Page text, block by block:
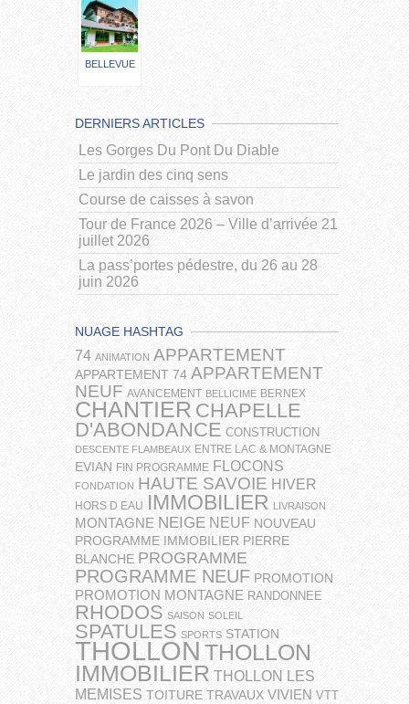
BELLEVUE
DERNIERS ARTICLES
Les Gorges Du Pont Du Diable
Le jardin des cinq sens
Course de caisses à savon
Tour de France 2026 – Ville d’arrivée 21
juillet 2026
La pass’portes pédestre, du 26 au 28
juin 2026
NUAGE HASHTAG
74 ANIMATION APPARTEMENT
APPARTEMENT 74 APPARTEMENT
NEUF AVANCEMENT BELLICIME BERNEX
CHANTIER CHAPELLE
D'ABONDANCE CONSTRUCTION
DESCENTE FLAMBEAUX ENTRE LAC & MONTAGNE
EVIAN FIN PROGRAMME FLOCONS
FONDATION HAUTE SAVOIE HIVER
HORS D EAU IMMOBILIER LIVRAISON
MONTAGNE NEIGE NEUF NOUVEAU
PROGRAMME IMMOBILIER PIERRE
BLANCHE PROGRAMME
PROGRAMME NEUF PROMOTION
PROMOTION MONTAGNE RANDONNEE
RHODOS SAISON SOLEIL
SPATULES SPORTS STATION
THOLLON THOLLON
IMMOBILIER THOLLON LES
MEMISES TOITURE TRAVAUX VIVIEN VTT